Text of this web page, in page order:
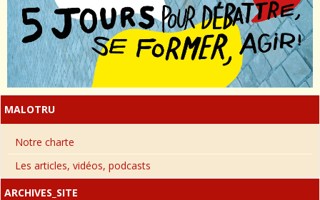
MALOTRU
Notre charte
Les articles, vidéos, podcasts
ARCHIVES_SITE